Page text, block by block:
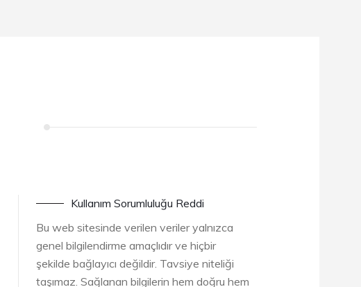
Kullanım Sorumluluğu Reddi
Bu web sitesinde verilen veriler yalnızca
genel bilgilendirme amaçlıdır ve hiçbir
şekilde bağlayıcı değildir. Tavsiye niteliği
taşımaz. Sağlanan bilgilerin hem doğru hem